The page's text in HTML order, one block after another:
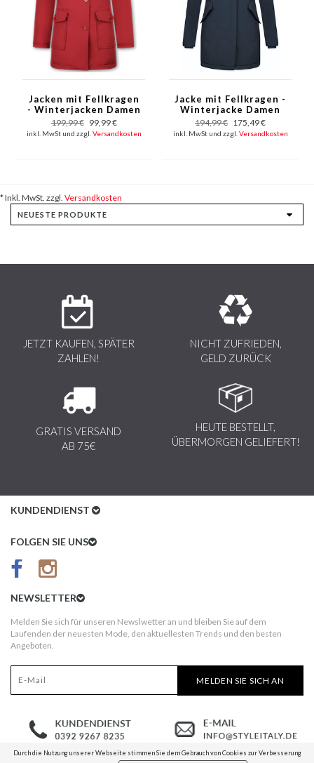
Jacken mit Fellkragen
- Winterjacken Damen
Lange - Parka Wooly -
Paspeltasche - Rot
199,99 € 99,99 €
inkl. MwSt und zzgl. Versandkosten
Jacke mit Fellkragen -
Winterjacke Damen
Lang - Parka - Blau
194,99 € 175,49 €
inkl. MwSt und zzgl. Versandkosten
* Inkl. MwSt. zzgl. Versandkosten
JETZT KAUFEN, SPÄTER
ZAHLEN!
NICHT ZUFRIEDEN,
GELD ZURÜCK
GRATIS VERSAND
AB 75€
HEUTE BESTELLT,
ÜBERMORGEN GELIEFERT!
KUNDENDIENST
Kundenservice
AGB
Kundeninformationen
Widerruf
FOLGEN SIE UNS
NEWSLETTER
Melden Sie sich für unseren Newslwetter an und bleiben Sie auf dem
Laufenden der neuesten Mode, den aktuellesten Trends und den besten
Angeboten.
MELDEN SIE SICH AN
Durch die Nutzung unserer Webseite stimmen Sie dem Gebrauch von Cookies zur Verbesserung